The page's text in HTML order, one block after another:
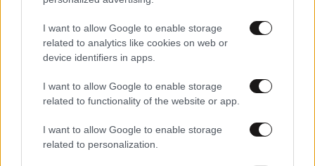
I want to allow Google to enable storage
related to analytics like cookies on web or
device identifiers in apps.
I want to allow Google to enable storage
related to functionality of the website or app.
I want to allow Google to enable storage
related to personalization.
H έρευνα για το ChatGPT που σοκάρει:
Δημιουργεί ιστορίες που οι άνθρωποι τις
προτιμούν από τα μυθιστορήματα